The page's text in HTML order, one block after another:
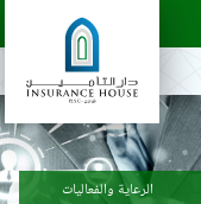
الرعاية والفعاليات